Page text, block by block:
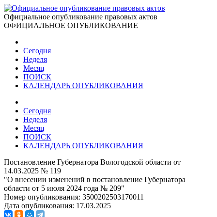
Официальное опубликование правовых актов
ОФИЦИАЛЬНОЕ ОПУБЛИКОВАНИЕ
Сегодня
Неделя
Месяц
ПОИСК
КАЛЕНДАРЬ ОПУБЛИКОВАНИЯ
Сегодня
Неделя
Месяц
ПОИСК
КАЛЕНДАРЬ ОПУБЛИКОВАНИЯ
Постановление Губернатора Вологодской области от
14.03.2025 № 119
"О внесении изменений в постановление Губернатора
области от 5 июля 2024 года № 209"
Номер опубликования: 3500202503170011
Дата опубликования: 17.03.2025